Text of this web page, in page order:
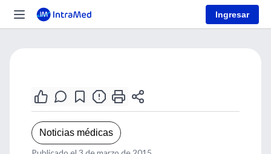
Ingresar
Noticias médicas